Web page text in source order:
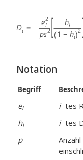
Notation
Begriff
ei i -tes
hi i -tes
p